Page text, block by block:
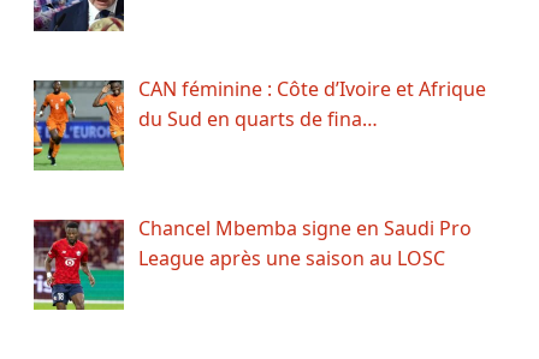
CAN féminine : Côte d’Ivoire et Afrique
du Sud en quarts de fina…
Chancel Mbemba signe en Saudi Pro
League après une saison au LOSC